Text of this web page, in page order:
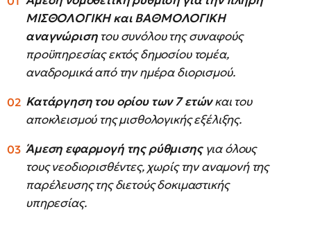
ΜΙΣΘΟΛΟΓΙΚΗ και ΒΑΘΜΟΛΟΓΙΚΗ
αναγνώρισητου συνόλου της συναφούς
προϋπηρεσίας εκτός δημοσίου τομέα,
αναδρομικά από την ημέρα διορισμού.
Κατάργηση του ορίου των 7 ετώνκαι του
αποκλεισμού της μισθολογικής εξέλιξης.
Άμεση εφαρμογή της ρύθμισηςγια όλους
τους νεοδιορισθέντες, χωρίς την αναμονή της
παρέλευσης της διετούς δοκιμαστικής
υπηρεσίας.